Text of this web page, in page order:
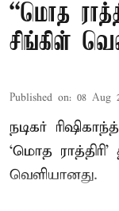
“மொத
சிங்கிள்
Published on: 08 Aug
நடிகர்
‘மொத
வெளியானது.